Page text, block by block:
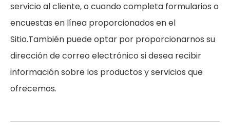
servicio al cliente, o cuando completa formularios o
encuestas en línea proporcionados en el
Sitio.También puede optar por proporcionarnos su
dirección de correo electrónico si desea recibir
información sobre los productos y servicios que
ofrecemos.